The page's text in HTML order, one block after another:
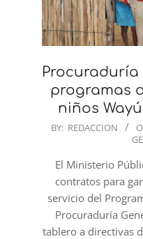
Procuraduría
programas
niños
2025-
BY: REDACCION
El Ministerio
contratos para
servicio del
Procuraduría
tablero a directivas